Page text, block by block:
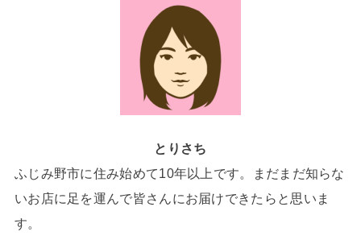
とりさち
ふじみ野市に住み始めて10年以上です。まだまだ知らな
いお店に足を運んで皆さんにお届けできたらと思いま
す。